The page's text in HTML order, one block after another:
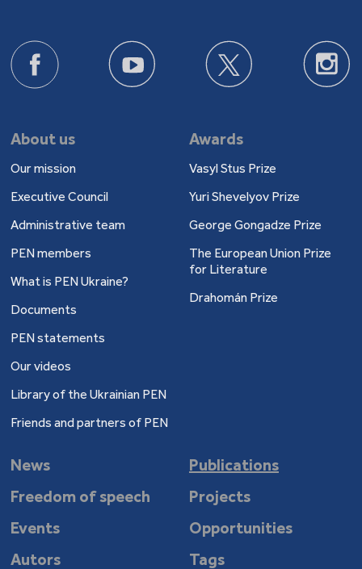
About us
Our mission
Executive Council
Administrative team
PEN members
What is PEN Ukraine?
Documents
PEN statements
Our videos
Library of the Ukrainian PEN
Friends and partners of PEN
Awards
Vasyl Stus Prize
Yuri Shevelyov Prize
George Gongadze Prize
The European Union Prize
for Literature
Drahomán Prize
News
Publications
Freedom of speech
Projects
Events
Opportunities
Autors
Tags